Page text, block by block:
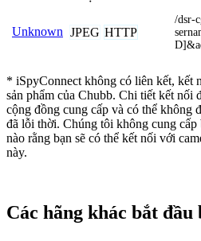
Unknown JPEG HTTP
/dsr-
* iSpyConnect không có liên kết, kết
sản phẩm của Chubb. Chi tiết kết nối
cộng đồng cung cấp và có thể không
đã lỗi thời. Chúng tôi không cung cấp
nào rằng bạn sẽ có thể kết nối với
này.
Các hãng khác bắt